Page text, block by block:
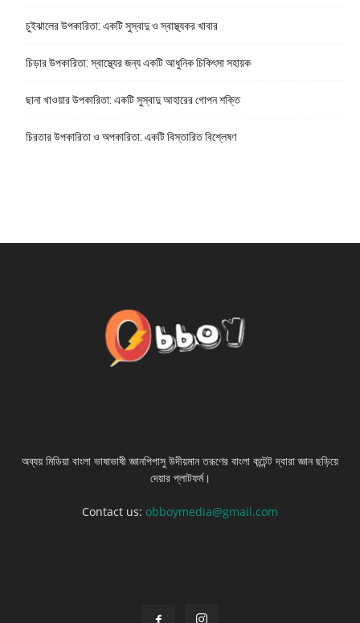
চুইঝালের উপকারিতা: একটি সুস্বাদু ও স্বাস্থ্যকর খাবার
চিড়ার উপকারিতা: স্বাস্থ্যের জন্য একটি আধুনিক চিকিৎসা সহায়ক
ছানা খাওয়ার উপকারিতা: একটি সুস্বাদু আহারের গোপন শক্তি
চিরতার উপকারিতা ও অপকারিতা: একটি বিস্তারিত বিশ্লেষণ
অব্যয় মিডিয়া বাংলা ভাষাভাষী জ্ঞানপিপাসু উদীয়মান তরূণের বাংলা কন্টেন্ট দ্বারা জ্ঞান ছড়িয়ে
দেয়ার প্লাটফর্ম।
Contact us: obboymedia@gmail.com